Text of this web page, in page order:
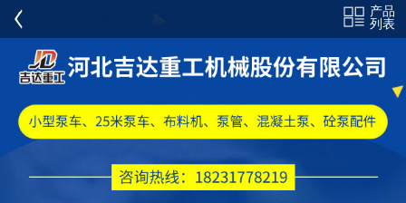
混凝土泵车
混凝土泵
搅拌车
产品
列表